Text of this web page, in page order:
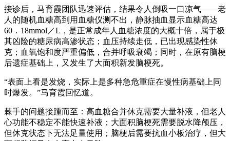
接诊后，马育霞团队迅速评估，结果令人倒吸一口凉气——老
人的随机血糖高到用血糖仪测不出，静脉抽血显示血糖高达
60．18mmol／L，是正常成年人血糖浓度的大概十倍，属于极
其凶险的糖尿病高渗状态；血压持续走低，已出现感染性休
克；血氧饱和度严重偏低，合并呼吸衰竭；同时，在原有脑梗
后遗症基础上，又发生了大面积新发脑梗死。
“表面上看是发烧，实际上是多种急危重症在慢性病基础上同
时爆发。”马育霞回忆道。
棘手的问题接踵而至：高血糖合并休克需要大量补液，但老人
心功能不稳定不能快速补液；大面积脑梗死需要脱水降颅压，
但休克状态下无法足量使用；脑梗后需要抗血小板治疗，但大